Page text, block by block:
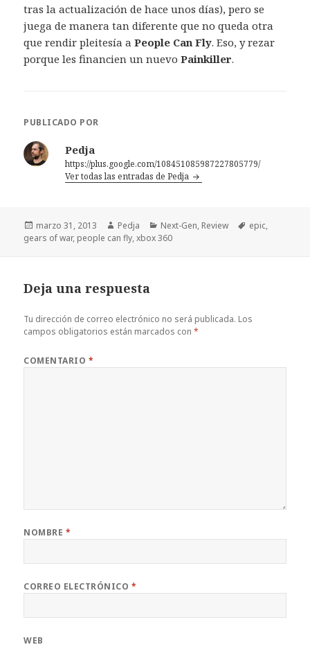
tras la actualización de hace unos días), pero se
juega de manera tan diferente que no queda otra
que rendir pleitesía aPeople Can Fly. Eso, y rezar
porque les financien un nuevoPainkiller.
PUBLICADO POR
Pedja
https://plus.google.com/108451085987227805779/
Ver todas las entradas de Pedja
Publicado
el
marzo 31, 2013 Autor
Pedja Categorías
Next-Gen, Review Etiquetas
epic,
gears of war, people can fly,xbox 360
Deja una respuesta
Tu dirección de correo electrónico no será publicada. Los
campos obligatorios están marcados con*
COMENTARIO *
NOMBRE *
CORREO ELECTRÓNICO *
WEB